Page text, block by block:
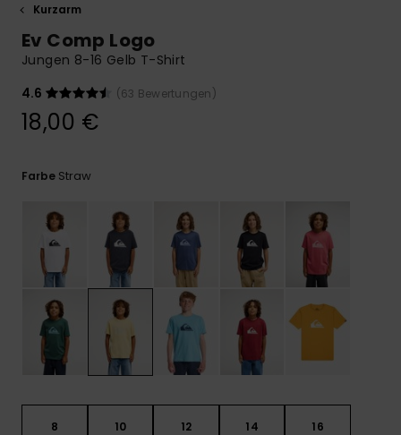
Finden Sie
die häufigsten
Fragen sowie
Kurzarm
Ev Comp Logo
Jungen 8-16 Gelb T-Shirt
4.6
(63 Bewertungen)
18,00 €
Farbe Straw
8 10 12 14 16